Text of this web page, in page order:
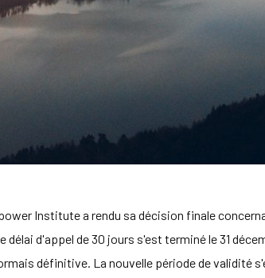
Institute a rendu sa décision finale
d'appel de 30 jours s'est terminé le 31
définitive. La nouvelle période de validité